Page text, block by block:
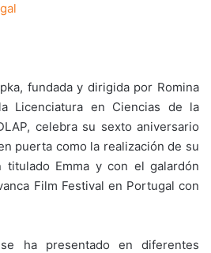
fundada y dirigida por Romina
Licenciatura en Ciencias de la
celebra su sexto aniversario
puerta como la realización de su
Emma y con el galardón
Film Festival en Portugal con
ha presentado en diferentes